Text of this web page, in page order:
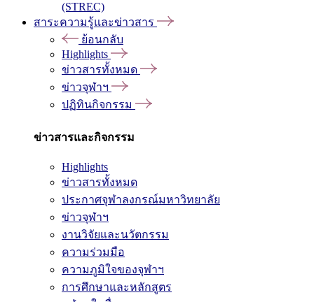
(STREC)
สาระความรู้และข่าวสาร
ย้อนกลับ
Highlights
ข่าวสารทั้งหมด
ข่าวจุฬาฯ
ปฏิทินกิจกรรม
ข่าวสารและกิจกรรม
Highlights
ข่าวสารทั้งหมด
ประกาศจุฬาลงกรณ์มหาวิทยาลัย
ข่าวจุฬาฯ
งานวิจัยและนวัตกรรม
ความร่วมมือ
ความภูมิใจของจุฬาฯ
การศึกษาและหลักสูตร